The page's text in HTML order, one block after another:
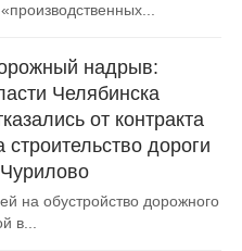
надрыв:
Челябинска
от контракта
строительство дороги
на обустройство дорожного
в...